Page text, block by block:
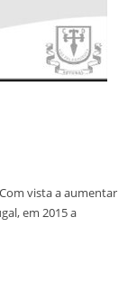
vista a aumentar
em 2015 a